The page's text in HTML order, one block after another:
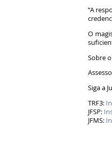
“A
O
Sobre
Siga a
TRF3:
JFSP:
JFMS: